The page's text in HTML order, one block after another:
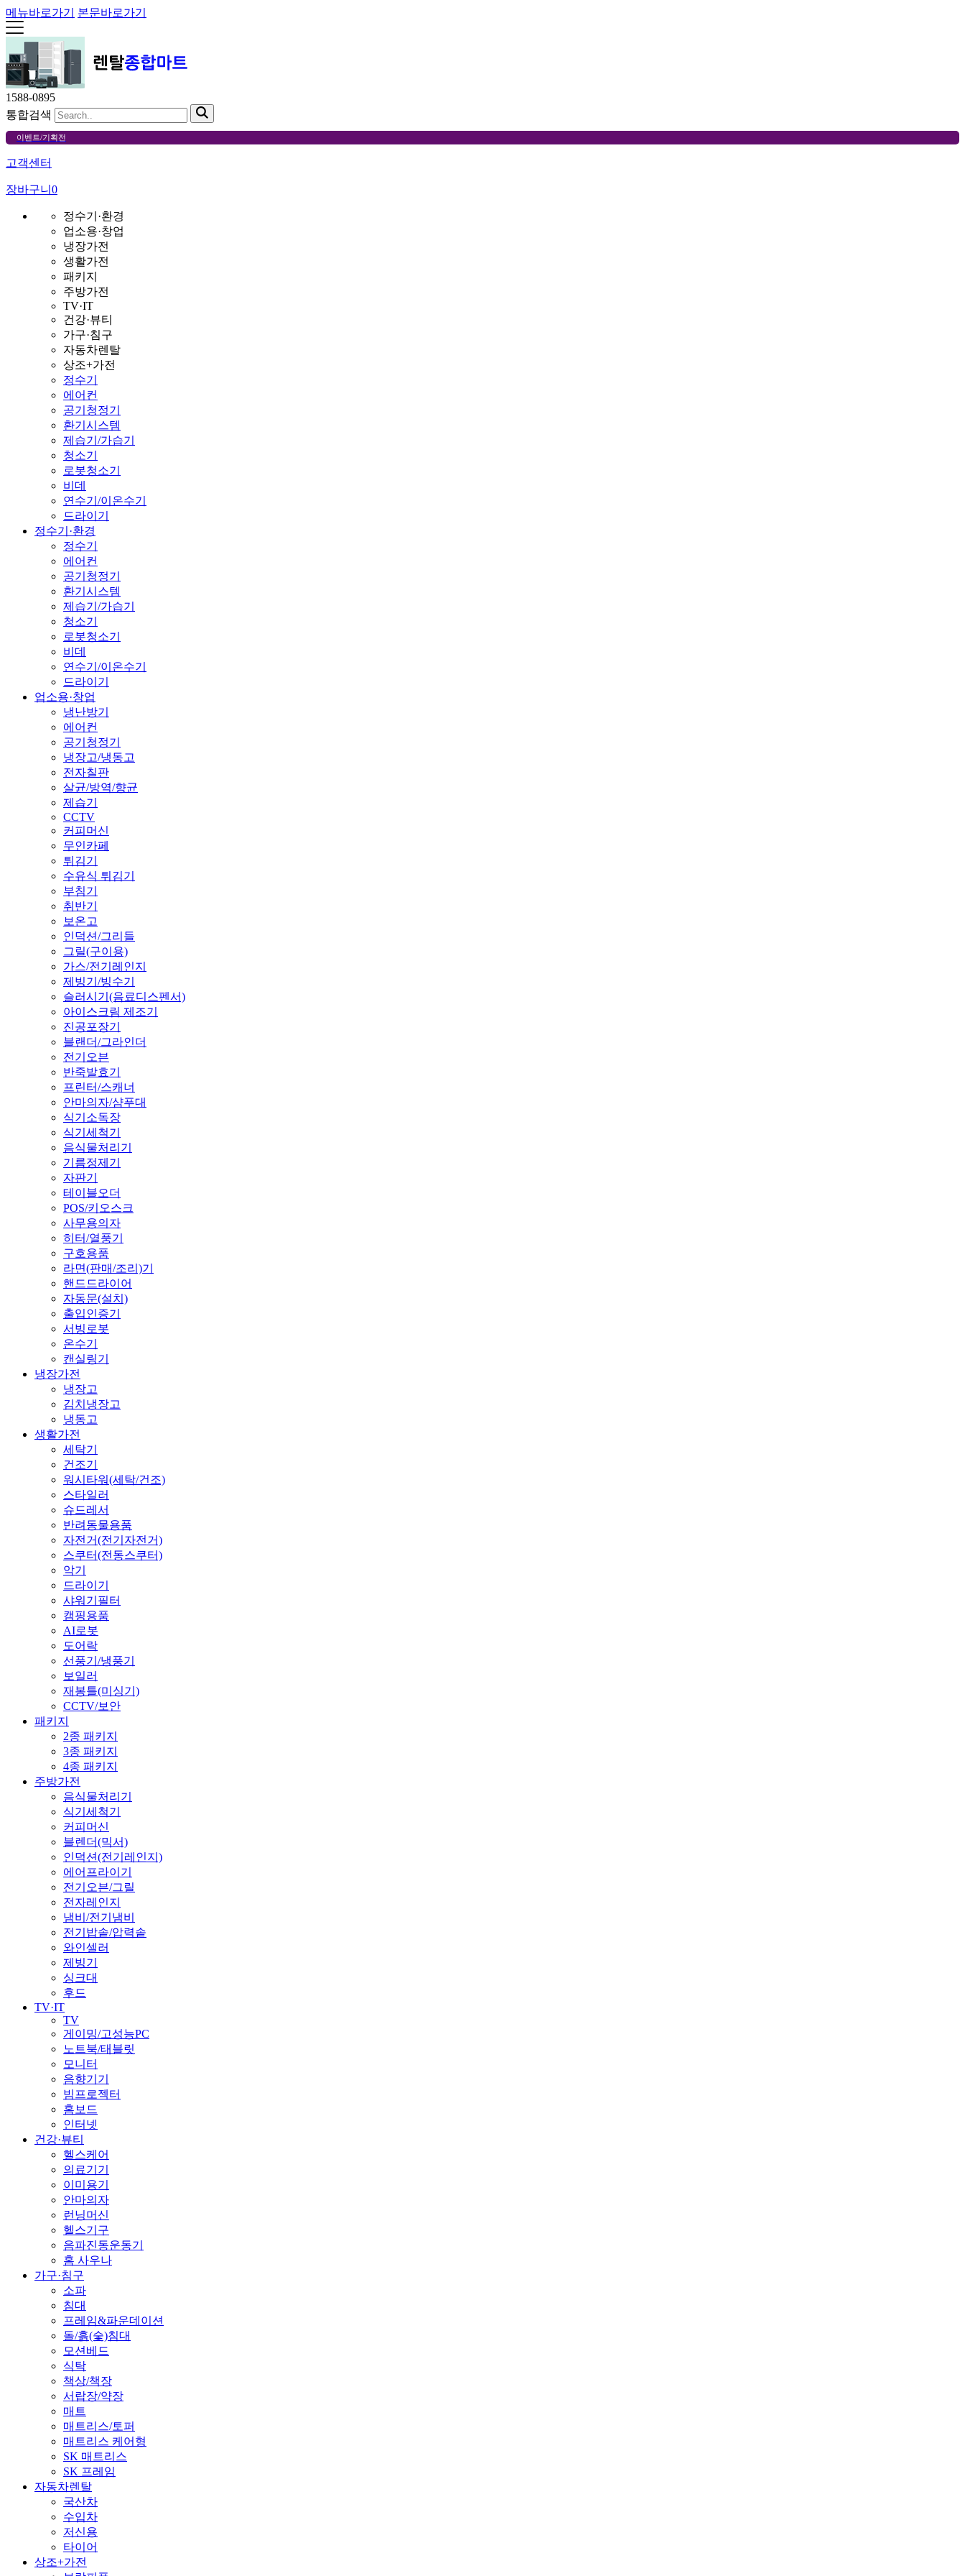
메뉴바로가기 본문바로가기
1588-0895
통합검색
이벤트/기획전
고객센터
장바구니 0
정수기·환경
업소용·창업
냉장가전
생활가전
패키지
주방가전
TV·IT
건강·뷰티
가구·침구
자동차렌탈
상조+가전
정수기
에어컨
공기청정기
환기시스템
제습기/가습기
청소기
로봇청소기
비데
연수기/이온수기
드라이기
정수기·환경
정수기
에어컨
공기청정기
환기시스템
제습기/가습기
청소기
로봇청소기
비데
연수기/이온수기
드라이기
업소용·창업
냉난방기
에어컨
공기청정기
냉장고/냉동고
전자칠판
살균/방역/향균
제습기
CCTV
커피머신
무인카페
튀김기
수유식 튀김기
부침기
취반기
보온고
인덕션/그리들
그릴(구이용)
가스/전기레인지
제빙기/빙수기
슬러시기(음료디스펜서)
아이스크림 제조기
진공포장기
블랜더/그라인더
전기오븐
반죽발효기
프린터/스캐너
안마의자/샴푸대
식기소독장
식기세척기
음식물처리기
기름정제기
자판기
테이블오더
POS/키오스크
사무용의자
히터/열풍기
구호용품
라면(판매/조리)기
핸드드라이어
자동문(설치)
출입인증기
서빙로봇
온수기
캔실링기
냉장가전
냉장고
김치냉장고
냉동고
생활가전
세탁기
건조기
워시타워(세탁/건조)
스타일러
슈드레서
반려동물용품
자전거(전기자전거)
스쿠터(전동스쿠터)
악기
드라이기
샤워기필터
캠핑용품
AI로봇
도어락
선풍기/냉풍기
보일러
재봉틀(미싱기)
CCTV/보안
패키지
2종 패키지
3종 패키지
4종 패키지
주방가전
음식물처리기
식기세척기
커피머신
블렌더(믹서)
인덕션(전기레인지)
에어프라이기
전기오븐/그릴
전자레인지
냄비/전기냄비
전기밥솥/압력솥
와인셀러
제빙기
싱크대
후드
TV·IT
TV
게이밍/고성능PC
노트북/태블릿
모니터
음향기기
빔프로젝터
홈보드
인터넷
건강·뷰티
헬스케어
의료기기
이미용기
안마의자
런닝머신
헬스기구
음파진동운동기
홈 사우나
가구·침구
소파
침대
프레임&파운데이션
돌/흙(숯)침대
모션베드
식탁
책상/책장
서랍장/약장
매트
매트리스/토퍼
매트리스 케어형
SK 매트리스
SK 프레임
자동차렌탈
국산차
수입차
저신용
타이어
상조+가전